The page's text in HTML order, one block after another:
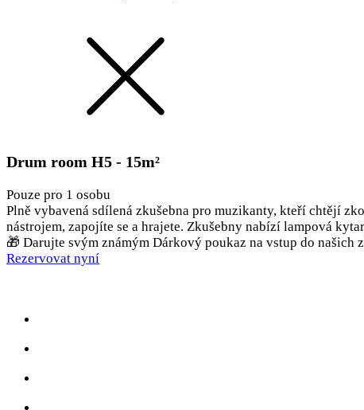
Drum room H5 - 15m²
Pouze pro 1 osobu
Plně vybavená sdílená zkušebna pro muzikanty, kteří chtějí
nástrojem, zapojíte se a hrajete. Zkušebny nabízí lampová
🎁 Darujte svým známým Dárkový poukaz na vstup do našich
Rezervovat nyní